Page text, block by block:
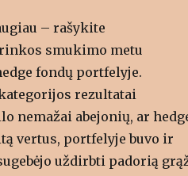
– rašykite
smukimo metu
fondų portfelyje.
rezultatai
nemažai abejonių, ar
vertus, portfelyje buvo ir
uždirbti padorią